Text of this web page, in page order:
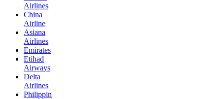
Airlines
China
Airline
Asiana
Airlines
Emirates
Etihad
Airways
Delta
Airlines
Philippin